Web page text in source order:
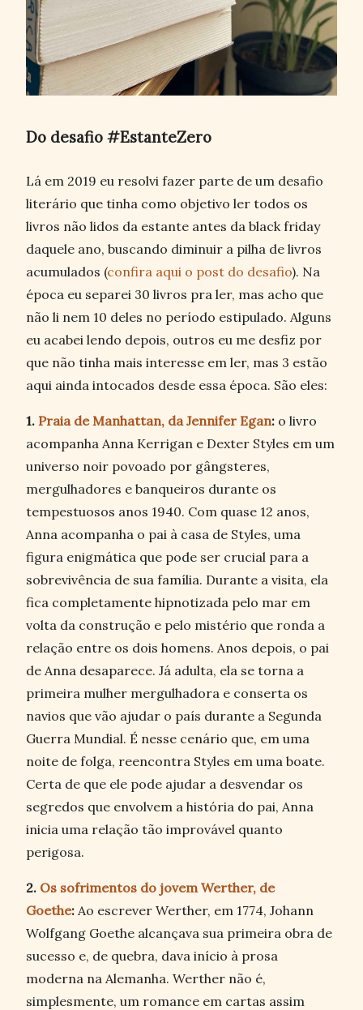
Do desafio #EstanteZero
Lá em 2019 eu resolvi fazer parte de um desafio
literário que tinha como objetivo ler todos os
livros não lidos da estante antes da black friday
daquele ano, buscando diminuir a pilha de livros
acumulados (confira aqui o post do desafio). Na
época eu separei 30 livros pra ler, mas acho que
não li nem 10 deles no período estipulado. Alguns
eu acabei lendo depois, outros eu me desfiz por
que não tinha mais interesse em ler, mas 3 estão
aqui ainda intocados desde essa época. São eles:
1. Praia de Manhattan, da Jennifer Egan: o livro
acompanha Anna Kerrigan e Dexter Styles em um
universo noir povoado por gângsteres,
mergulhadores e banqueiros durante os
tempestuosos anos 1940. Com quase 12 anos,
Anna acompanha o pai à casa de Styles, uma
figura enigmática que pode ser crucial para a
sobrevivência de sua família. Durante a visita, ela
fica completamente hipnotizada pelo mar em
volta da construção e pelo mistério que ronda a
relação entre os dois homens. Anos depois, o pai
de Anna desaparece. Já adulta, ela se torna a
primeira mulher mergulhadora e conserta os
navios que vão ajudar o país durante a Segunda
Guerra Mundial. É nesse cenário que, em uma
noite de folga, reencontra Styles em uma boate.
Certa de que ele pode ajudar a desvendar os
segredos que envolvem a história do pai, Anna
inicia uma relação tão improvável quanto
perigosa.
2. Os sofrimentos do jovem Werther, de
Goethe: Ao escrever Werther, em 1774, Johann
Wolfgang Goethe alcançava sua primeira obra de
sucesso e, de quebra, dava início à prosa
moderna na Alemanha. Werther não é,
simplesmente, um romance em cartas assim